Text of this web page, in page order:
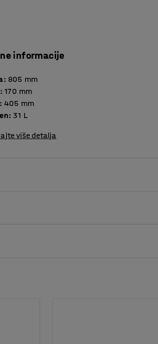
informacije
: 805 mm
: 170 mm
: 405 mm
: 31 L
više detalja
za prikupljanje tekućine je
ovisno o vašim potrebama.